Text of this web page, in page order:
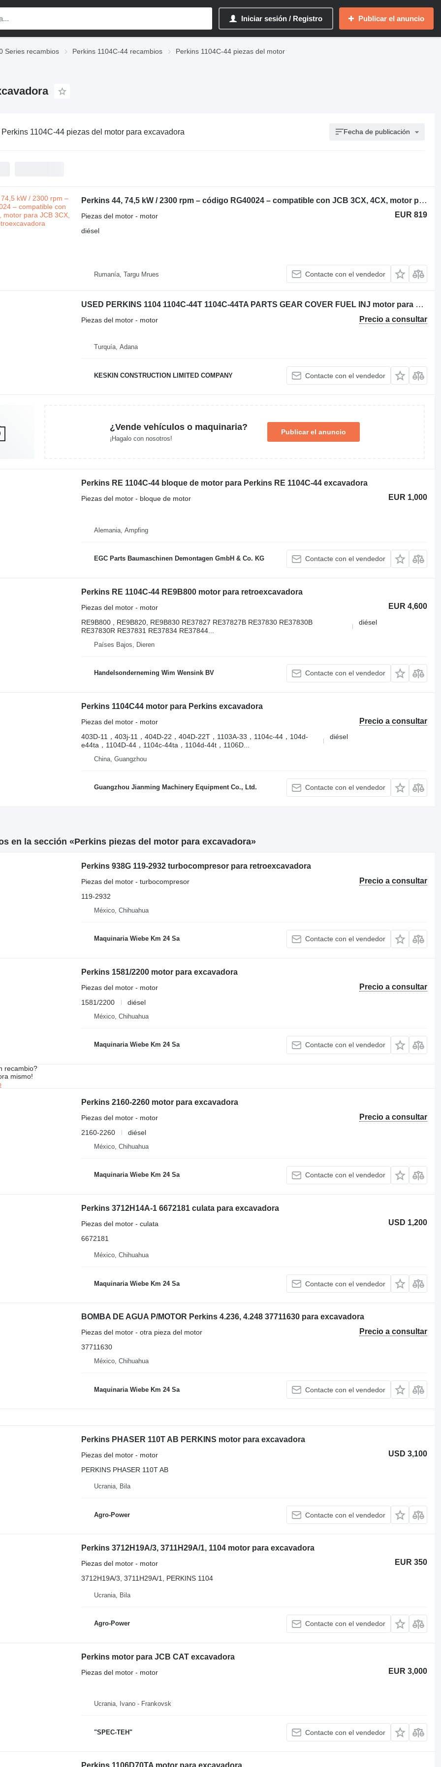
Iniciar sesión / Registro Publicar el anuncio
Series recambios Perkins 1104C-44 recambios
Perkins 1104C-44 piezas del motor
Perkins 1104C-44 piezas del motor para excavadora Fecha de publicación
Perkins 44, 74,5 kW / 2300 rpm – código RG40024 – compatible con JCB 3CX, 4CX, motor para JCB 3CX, 4CX retroexcavadora
EUR 819
Piezas del motor - motor
diésel
Rumanía, Targu Mrues Contacte con el vendedor
USED PERKINS 1104 1104C-44T 1104C-44TA PARTS GEAR COVER FUEL INJ motor para Perkins 1104 / 1104 C-44T / 1104 C-44TA retroexcavadora
Precio a consultar
Piezas del motor - motor
Turquía, Adana
KESKIN CONSTRUCTION LIMITED COMPANY Contacte con el vendedor
¿Vende vehículos o maquinaria?
¡Hagalo con nosotros!
Publicar el anuncio
Perkins RE 1104C-44 bloque de motor para Perkins RE 1104C-44 excavadora
EUR 1,000
Piezas del motor - bloque de motor
Alemania, Ampfing
EGC Parts Baumaschinen Demontagen GmbH & Co. KG Contacte con el vendedor
Perkins RE 1104C-44 RE9B800 motor para retroexcavadora
EUR 4,600
Piezas del motor - motor
RE9B800 , RE9B820, RE9B830 RE37827 RE37827B RE37830 RE37830B
RE37830R RE37831 RE37834 RE37844...
diésel
Países Bajos, Dieren
Handelsonderneming Wim Wensink BV Contacte con el vendedor
Perkins 1104C44 motor para Perkins excavadora
Precio a consultar
Piezas del motor - motor
403D-11，403j-11，404D‑22，404D‑22T，1103A-33，1104c-44，104d-
e44ta，1104D-44，1104c-44ta，1104d-44t，1106D...
diésel
China, Guangzhou
Guangzhou Jianming Machinery Equipment Co., Ltd. Contacte con el vendedor
en la sección «Perkins piezas del motor para excavadora»
Perkins 938G 119-2932 turbocompresor para retroexcavadora
Precio a consultar
Piezas del motor - turbocompresor
119-2932
México, Chihuahua
Maquinaria Wiebe Km 24 Sa Contacte con el vendedor
Perkins 1581/2200 motor para excavadora
Precio a consultar
Piezas del motor - motor
1581/2200
diésel
México, Chihuahua
Maquinaria Wiebe Km 24 Sa Contacte con el vendedor
recambio?
mismo!
Perkins 2160-2260 motor para excavadora
Precio a consultar
Piezas del motor - motor
2160-2260
diésel
México, Chihuahua
Maquinaria Wiebe Km 24 Sa Contacte con el vendedor
Perkins 3712H14A-1 6672181 culata para excavadora
USD 1,200
Piezas del motor - culata
6672181
México, Chihuahua
Maquinaria Wiebe Km 24 Sa Contacte con el vendedor
BOMBA DE AGUA P/MOTOR Perkins 4.236, 4.248 37711630 para excavadora
Precio a consultar
Piezas del motor - otra pieza del motor
37711630
México, Chihuahua
Maquinaria Wiebe Km 24 Sa Contacte con el vendedor
Perkins PHASER 110T AB PERKINS motor para excavadora
USD 3,100
Piezas del motor - motor
PERKINS PHASER 110T AB
Ucrania, Bila
Agro-Power Contacte con el vendedor
Perkins 3712H19A/3, 3711H29A/1, 1104 motor para excavadora
EUR 350
Piezas del motor - motor
3712H19A/3, 3711H29A/1, PERKINS 1104
Ucrania, Bila
Agro-Power Contacte con el vendedor
Perkins motor para JCB CAT excavadora
EUR 3,000
Piezas del motor - motor
Ucrania, Ivano - Frankovsk
"SPEC-TEH" Contacte con el vendedor